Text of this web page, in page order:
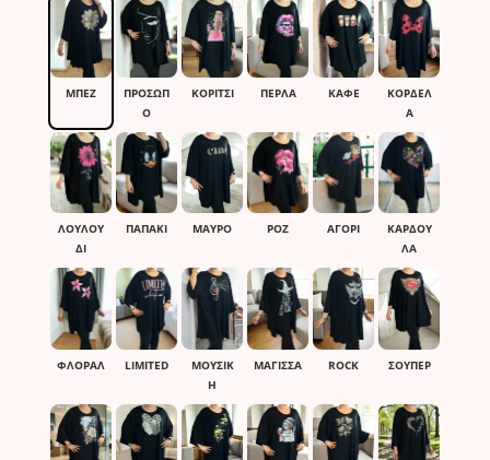
ΜΠΕΖ
ΠΡΟΣΩΠ
Ο
ΚΟΡΙΤΣΙ ΠΕΡΛΑ ΚΑΦΈ
ΚΟΡΔΕΛ
Α
ΛΟΥΛΟΥ
ΔΙ
ΠΑΠΑΚΙ ΜΑΎΡΟ ΡΟΖ ΑΓΟΡΙ
ΚΑΡΔΟΥ
ΛΑ
ΦΛΟΡΑΛ LIMITED
ΜΟΥΣΙΚ
Η
ΜΑΓΙΣΣΑ ROCK ΣΟΥΠΕΡ